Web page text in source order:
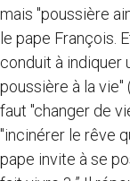
mais "poussière
le pape François.
conduit à indiquer
poussière à la vie"
faut "changer de
"incinérer le rêve
pape invite à se